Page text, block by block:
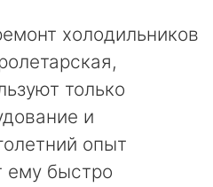
холодильников
только
и
опыт
ему быстро